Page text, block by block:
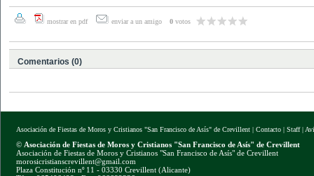
mostrar en pdf enviar a un amigo 0 votos
Comentarios (0)
Asociación de Fiestas de Moros y Cristianos "San Francisco de Asís" de Crevillent | Contacto | Staff|
© Asociación de Fiestas de Moros y Cristianos "San Francisco de Asís" de Crevillent
Asociación de Fiestas de Moros y Cristianos "San Francisco de Asís" de Crevillent
morosicristianscrevillent@gmail.com
Plaza Constitución nº 11 - 03330 Crevillent (Alicante)